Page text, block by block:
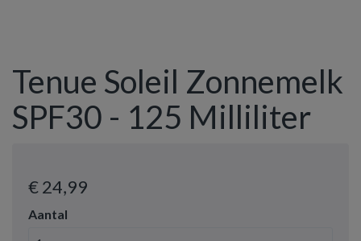
Tenue Soleil Zonnemelk
SPF30 - 125 Milliliter
€ 24,99
Aantal